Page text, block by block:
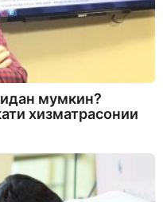
мумкин?
хизматрасонии